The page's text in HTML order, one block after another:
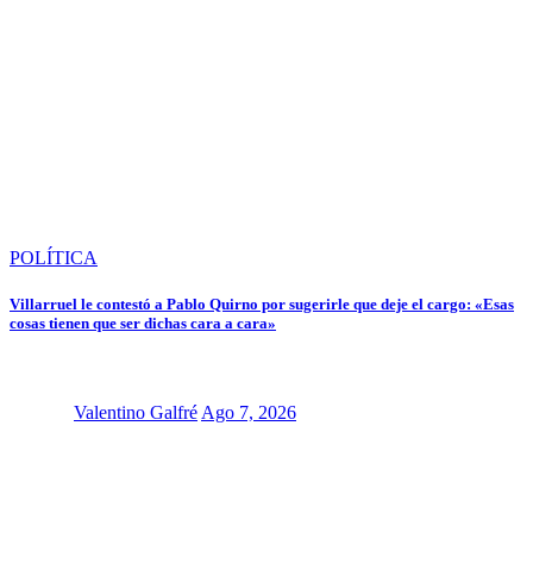
POLÍTICA
Villarruel le contestó a Pablo Quirno por sugerirle que deje el cargo: «Esas
cosas tienen que ser dichas cara a cara»
Valentino Galfré Ago 7, 2026